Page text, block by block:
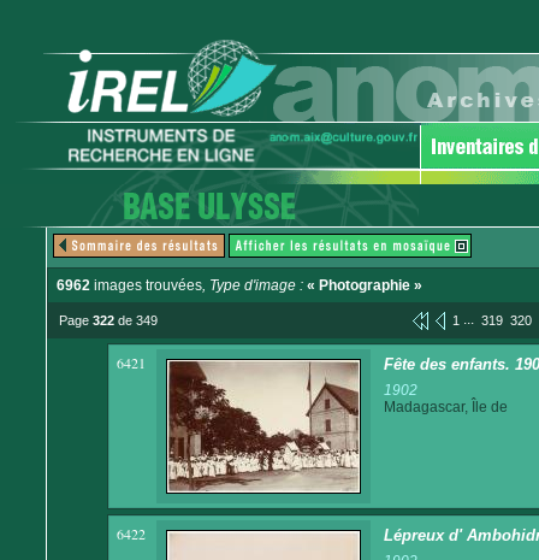
6962 images trouvées, Type d'image : « Photographie »
Page 322 de 349 1 ... 319 320
6421 Fête des enfants.
1902
Madagascar, Île de
6422 Lépreux d'